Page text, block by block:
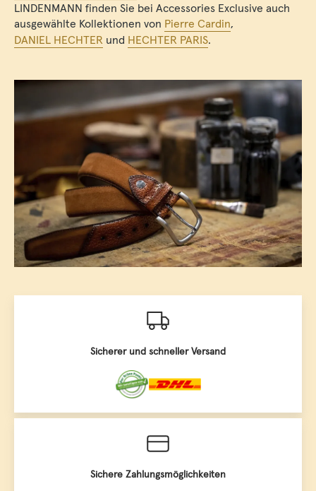
LINDENMANN finden Sie bei Accessories Exclusive auch
ausgewählte Kollektionen von Pierre Cardin,
DANIEL HECHTER und HECHTER PARIS.
Sicherer und schneller Versand
Sichere Zahlungsmöglichkeiten